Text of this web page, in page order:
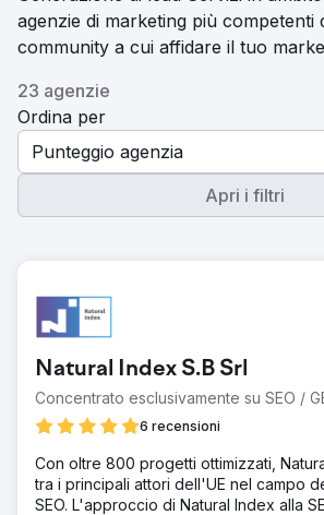
agenzie di marketing più competenti
community a cui affidare il tuo
23 agenzie
Ordina per
Punteggio agenzia
Apri i filtri
Natural Index S.B Srl
Concentrato esclusivamente su SEO /
6 recensioni
Con oltre 800 progetti ottimizzati,
tra i principali attori dell'UE nel campo
SEO. L'approccio di Natural Index alla